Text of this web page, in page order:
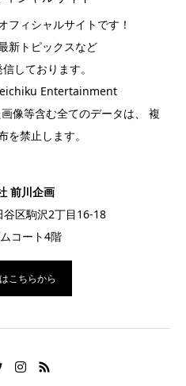
フィシャルサイトです！
新トピックスなど
しております。
Entertainment
像等含む全てのデータは、 複
を禁止します。
前川企画
区駒沢2丁目16-18
コート4階
こちらから